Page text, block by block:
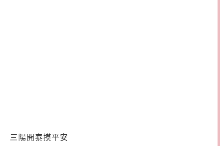
三陽開泰摸平安